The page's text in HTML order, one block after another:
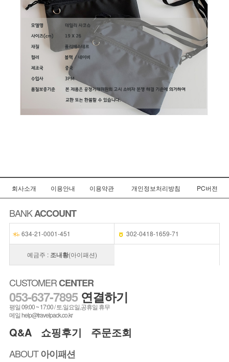
회사소개 이용안내 이용약관 개인정보처리방침 PC버전
BANKACCOUNT
634-21-0001-451 302-0418-1659-71
예금주 : 조내황(아이패션)
CUSTOMERCENTER
053-637-7895 연결하기
평일 09:00 ~ 17:00 / 토.일요일,공휴일 휴무
메일 help@travelpack.co.kr
Q&A 쇼핑후기 주문조회
ABOUT아이패션